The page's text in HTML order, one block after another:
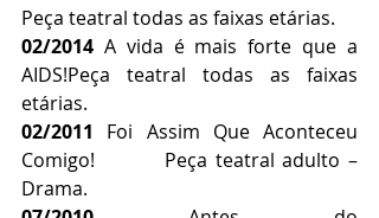
Peça teatral todas as faixas etárias.
02/2014 A vida é mais forte que a
AIDS!Peça teatral todas as faixas
etárias.
02/2011 Foi Assim Que Aconteceu
Comigo!         Peça teatral adulto –
Drama.